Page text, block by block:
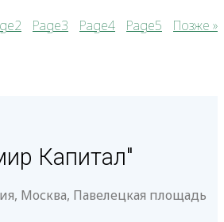
2 Page3 Page4 Page5 Позже »
Капитал"
Москва, Павелецкая площадь